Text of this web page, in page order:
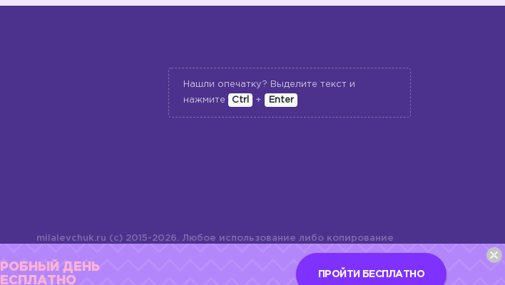
Нашли опечатку? Выделите текст и
нажмите
Ctrl + Enter
milalevchuk.ru (c) 2015-2026. Любое использование либо копирование
материалов или подборки материалов сайта, элементов дизайна и
оформления допускается лишь с разрешения правообладателя и
ДЕНЬ
ПРОЙТИ БЕСПЛАТНО